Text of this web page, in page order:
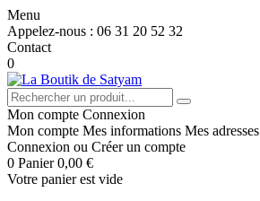
Menu
Appelez-nous : 06 31 20 52 32
Contact
0
Mon compte Connexion
Mon compte Mes informations Mes adresses
Connexion ou Créer un compte
0 Panier 0,00 €
Votre panier est vide